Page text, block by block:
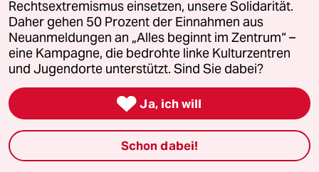
hergeleitet werden. Das Grundgesetz
begründet eine Schutzpflicht nicht
nur gegenüber dem Einzelnen,
sondern auch gegenüber der
Gesamtheit aller Bürger. Eine
wirksame Wahrnehmung dieser
Pflicht setzt voraus, daß die
zuständigen staatlichen Organe in
der Lage sind, auf die jeweiligen
Umstände des Einzelfalles
Rechtsextremismus einsetzen, unsere Solidarität.
Daher gehen 50 Prozent der Einnahmen aus
Neuanmeldungen an „Alles beginnt im Zentrum“ –
eine Kampagne, die bedrohte linke Kulturzentren
und Jugendorte unterstützt. Sind Sie dabei?
 Ja, ich will
Schon dabei!